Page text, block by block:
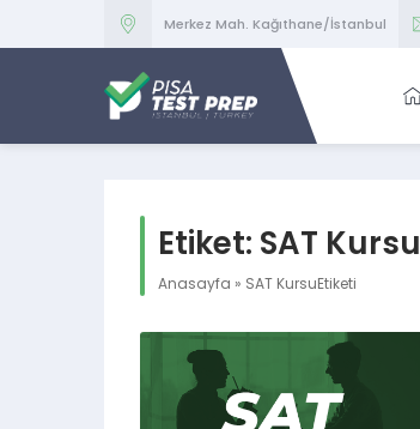
Merkez Mah. Kağıthane/İstanbul
Etiket: SAT Kursu
Anasayfa » SAT KursuEtiketi